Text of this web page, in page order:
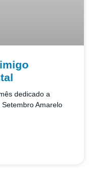
dedicado a
Amarelo